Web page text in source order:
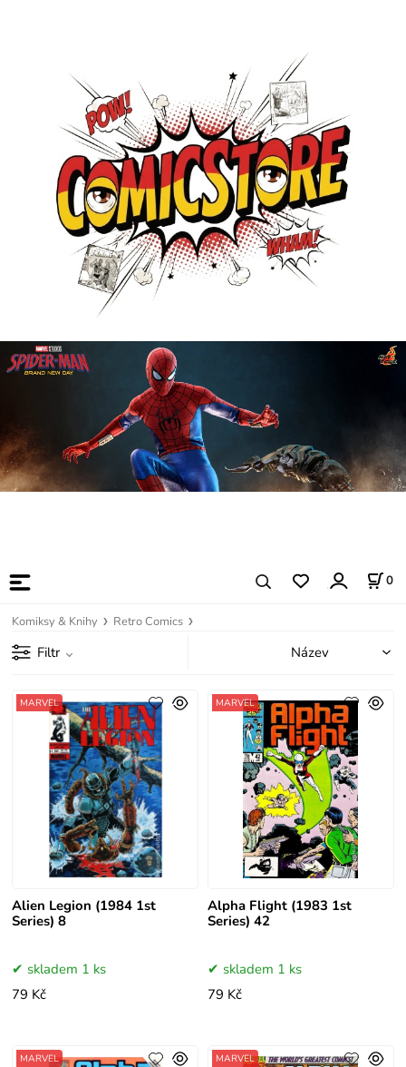
0
Komiksy & Knihy Retro Comics
Filtr
Alien Legion (1984 1st
Series) 8
MARVEL
skladem 1 ks
79 Kč
Alpha Flight (1983 1st
Series) 42
MARVEL
skladem 1 ks
79 Kč
MARVEL MARVEL